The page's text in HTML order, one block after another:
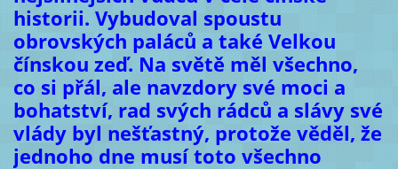
historii. Vybudoval spoustu
obrovských paláců a také Velkou
čínskou zeď. Na světě měl všechno,
co si přál, ale navzdory své moci a
bohatství, rad svých rádců a slávy své
vlády byl nešťastný, protože věděl, že
jednoho dne musí toto všechno